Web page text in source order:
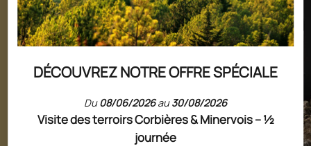
DÉCOUVREZ NOTRE OFFRE SPÉCIALE
Du08/06/2026au30/08/2026
Visite des terroirs Corbières & Minervois – ½
journée